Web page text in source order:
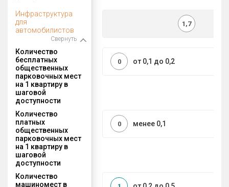
Инфраструктура
для
автомобилистов
Свернуть
1,7
Количество
бесплатных
общественных
парковочных мест
на 1 квартиру в
шаговой
доступности
от 0,1 до 0,2
0
Количество
платных
общественных
парковочных мест
на 1 квартиру в
шаговой
доступности
менее 0,1
0
Количество
машиномест в